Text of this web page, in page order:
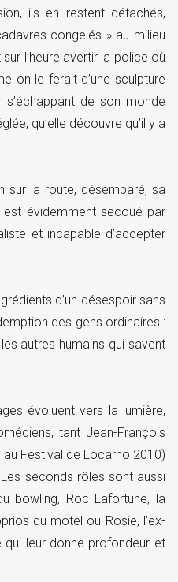
ils en restent détachés,
congelés » au milieu
l’heure avertir la police où
on le ferait d’une sculpture
de son monde
qu’elle découvre qu’il y a
sur la route, désemparé, sa
évidemment secoué par
et incapable d’accepter
d’un désespoir sans
des gens ordinaires :
autres humains qui savent
évoluent vers la lumière,
tant Jean-François
Festival de Locarno 2010)
seconds rôles sont aussi
bowling, Roc Lafortune, la
du motel ou Rosie, l’ex-
leur donne profondeur et